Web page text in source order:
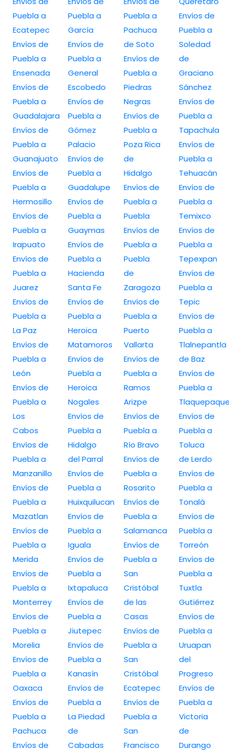
Puebla a
Ecatepec
Envíos de
Puebla a
Ensenada
Envíos de
Puebla a
Guadalajara
Envíos de
Puebla a
Guanajuato
Envíos de
Puebla a
Hermosillo
Envíos de
Puebla a
Irapuato
Envíos de
Puebla a
Juarez
Envíos de
Puebla a
La Paz
Envíos de
Puebla a
León
Envíos de
Puebla a
Los
Cabos
Envíos de
Puebla a
Manzanillo
Envíos de
Puebla a
Mazatlan
Envíos de
Puebla a
Merida
Envíos de
Puebla a
Monterrey
Envíos de
Puebla a
Morelia
Envíos de
Puebla a
Oaxaca
Envíos de
Puebla a
Pachuca
Envíos de
Puebla a
García
Envíos de
Puebla a
General
Escobedo
Envíos de
Puebla a
Gómez
Palacio
Envíos de
Puebla a
Guadalupe
Envíos de
Puebla a
Guaymas
Envíos de
Puebla a
Hacienda
Santa Fe
Envíos de
Puebla a
Heroica
Matamoros
Envíos de
Puebla a
Heroica
Nogales
Envíos de
Puebla a
Hidalgo
del Parral
Envíos de
Puebla a
Huixquilucan
Envíos de
Puebla a
Iguala
Envíos de
Puebla a
Ixtapaluca
Envíos de
Puebla a
Jiutepec
Envíos de
Puebla a
Kanasín
Envíos de
Puebla a
La Piedad
de
Cabadas
Puebla a
Pachuca
de Soto
Envíos de
Puebla a
Piedras
Negras
Envíos de
Puebla a
Poza Rica
de
Hidalgo
Envíos de
Puebla a
Puebla
Envíos de
Puebla a
Puebla
de
Zaragoza
Envíos de
Puebla a
Puerto
Vallarta
Envíos de
Puebla a
Ramos
Arizpe
Envíos de
Puebla a
Río Bravo
Envíos de
Puebla a
Rosarito
Envíos de
Puebla a
Salamanca
Envíos de
Puebla a
San
Cristóbal
de las
Casas
Envíos de
Puebla a
San
Cristóbal
Ecatepec
Envíos de
Puebla a
San
Francisco
Envíos de
Puebla a
Soledad
de
Graciano
Sánchez
Envíos de
Puebla a
Tapachula
Envíos de
Puebla a
Tehuacán
Envíos de
Puebla a
Temixco
Envíos de
Puebla a
Tepexpan
Envíos de
Puebla a
Tepic
Envíos de
Puebla a
Tlalnepantla
de Baz
Envíos de
Puebla a
Envíos de
Puebla a
Toluca
de Lerdo
Envíos de
Puebla a
Tonalá
Envíos de
Puebla a
Torreón
Envíos de
Puebla a
Tuxtla
Gutiérrez
Envíos de
Puebla a
Uruapan
del
Progreso
Envíos de
Puebla a
Victoria
de
Durango